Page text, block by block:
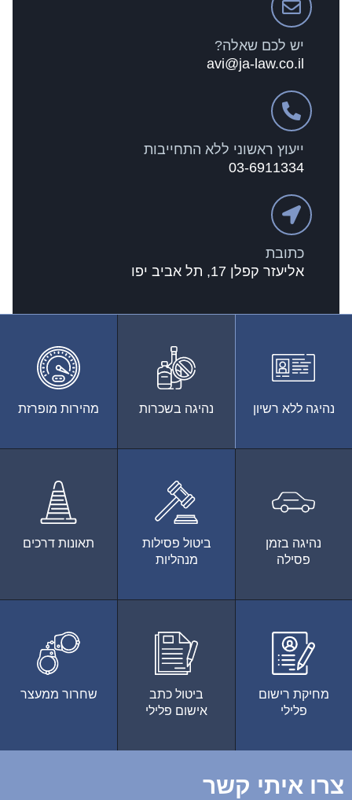
יש לכם שאלה?
avi@ja-law.co.il
ייעוץ ראשוני ללא התחייבות
03-6911334
כתובת
אליעזר קפלן 17, תל אביב יפו
נהיגה ללא רשיון נהיגה בשכרות מהירות מופרזת
נהיגה בזמן
פסילה
ביטול פסילות
מנהליות
תאונות דרכים
מחיקת רישום
פלילי
ביטול כתב
אישום פלילי
שחרור ממעצר
צרו איתי קשר